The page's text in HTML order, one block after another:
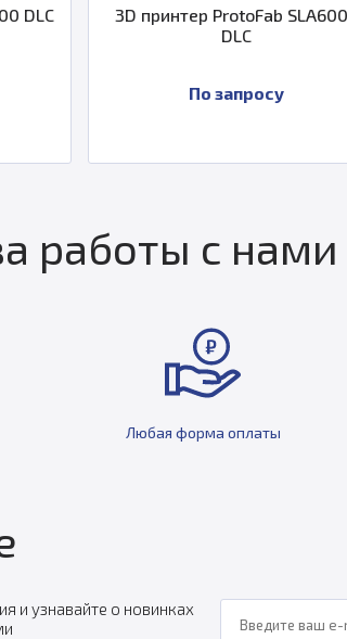
3D принтер ProtoFab SLA600B
работы с нами
Любая форма оплаты
и узнавайте о новинках